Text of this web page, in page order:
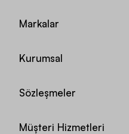
Markalar
Kurumsal
Sözleşmeler
Müşteri Hizmetleri